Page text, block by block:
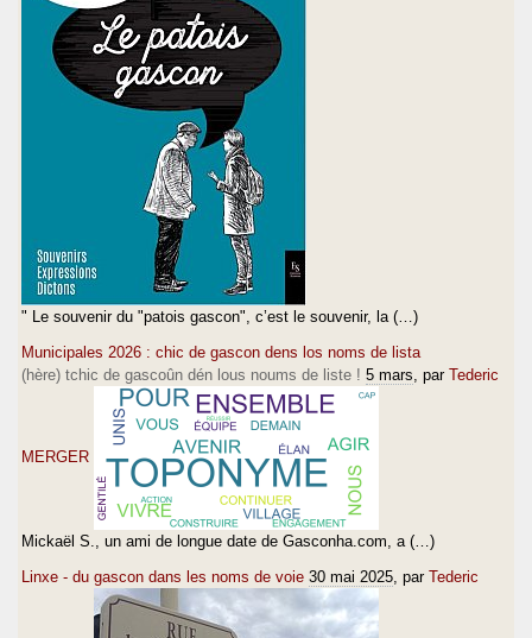
" Le souvenir du "patois gascon", c’est le souvenir, la (…)
Municipales 2026 : chic de gascon dens los noms de lista
(hère) tchic de gascoûn dén lous noums de liste ! 5 mars , par Tederic
MERGER
Mickaël S., un ami de longue date de Gasconha.com, a (…)
Linxe - du gascon dans les noms de voie 30 mai 2025 , par Tederic